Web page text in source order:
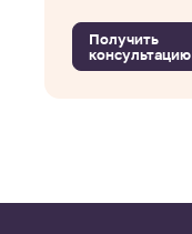
Получить
консультацию